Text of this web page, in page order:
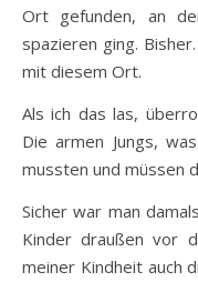
Ort gefunden, an
spazieren ging.
mit diesem Ort.
Als ich das las,
Die armen Jungs,
mussten und müssen
Sicher war man
Kinder draußen vor
meiner Kindheit auch